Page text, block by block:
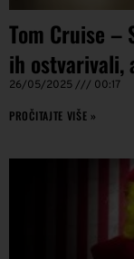
Tom Cruise
ih ostvarivali,
26/05/2025 00:17
PROČITAJTE VIŠE »